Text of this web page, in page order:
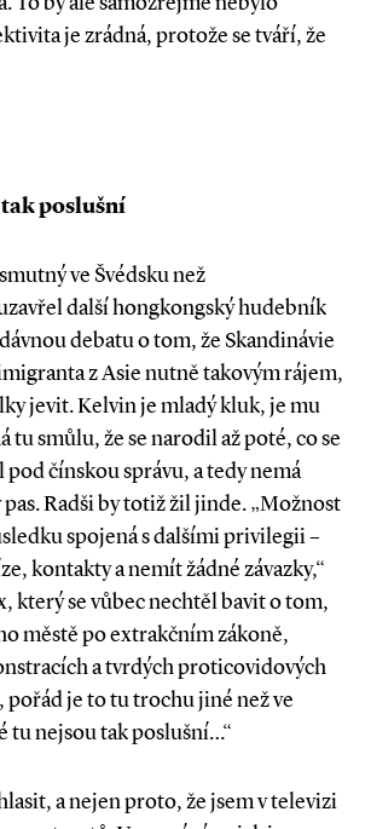
je zrádná, protože se tváří, že
poslušní
ve Švédsku než
další hongkongský hudebník
debatu o tom, že Skandinávie
z Asie nutně takovým rájem,
jevit. Kelvin je mladý kluk, je mu
tu smůlu, že se narodil až poté, co se
čínskou správu, a tedy nemá
Radši by totiž žil jinde. „Možnost
spojená s dalšími privilegii –
kontakty a nemít žádné závazky,“
který se vůbec nechtěl bavit o tom,
městě po extrakčním zákoně,
a tvrdých proticovidových
pořád je to tu trochu jiné než ve
tu nejsou tak poslušní…“
a nejen proto, že jsem v televizi